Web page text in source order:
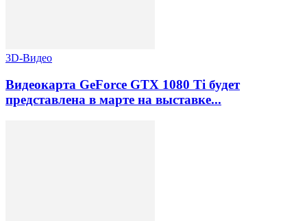
3D-Видео
Видеокарта GeForce GTX 1080 Ti будет
представлена в марте на выставке...